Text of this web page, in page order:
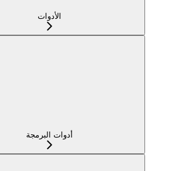
الأدوات
أدوات البرمجة